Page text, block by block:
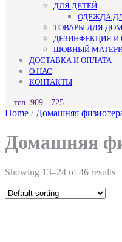
ДЛЯ ДЕТЕЙ
ОДЕЖДА
ТОВАРЫ ДЛЯ
ДЕЗИНФЕКЦИЯ И
ШОВНЫЙ
ДОСТАВКА И ОПЛАТА
О НАС
КОНТАКТЫ
КНОПКА
ЗАКРЫТЬ
тел. 909 - 725
Home / Домашняя
Домашняя
Showing 13–24 of 46 results